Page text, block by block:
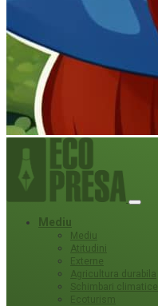
Mediu
Mediu
Atitudini
Externe
Agricultura durabila
Schimbari climatice
Ecoturism